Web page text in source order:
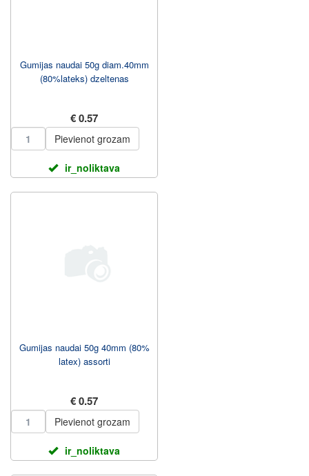
Gumijas naudai 50g diam.40mm
(80%lateks) dzeltenas
€ 0.57
Pievienot grozam
ir_noliktava
Gumijas naudai 50g 40mm (80%
latex) assorti
€ 0.57
Pievienot grozam
ir_noliktava